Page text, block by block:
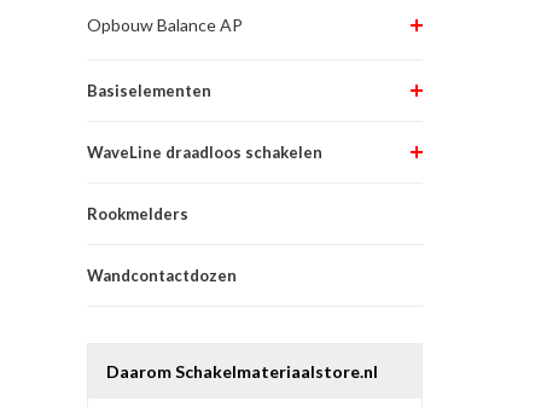
Opbouw Balance AP
Basiselementen
WaveLine draadloos schakelen
Rookmelders
Wandcontactdozen
Daarom Schakelmateriaalstore.nl